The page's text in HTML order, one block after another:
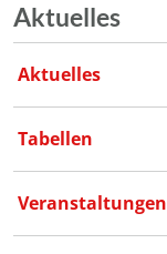
Aktuelles
Aktuelles
Tabellen
Veranstaltungen